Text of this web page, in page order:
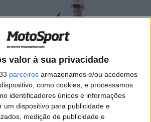
valor à sua privacidade
parceiros armazenamos e/ou acedemos
como cookies, e processamos
identificadores únicos e informações
um dispositivo para publicidade e
medição de publicidade e